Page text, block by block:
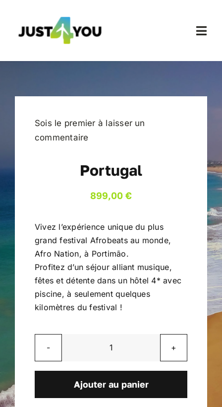
contenu
Nos Voyages
Panier
Sois le premier à laisser un
commentaire
Portugal
899,00 €
Vivez l’expérience unique du plus
grand festival Afrobeats au monde,
Afro Nation, à Portimão.
Profitez d’un séjour alliant musique,
fêtes et détente dans un hôtel 4* avec
piscine, à seulement quelques
kilomètres du festival !
quantité
Portugal
Ajouter au panier